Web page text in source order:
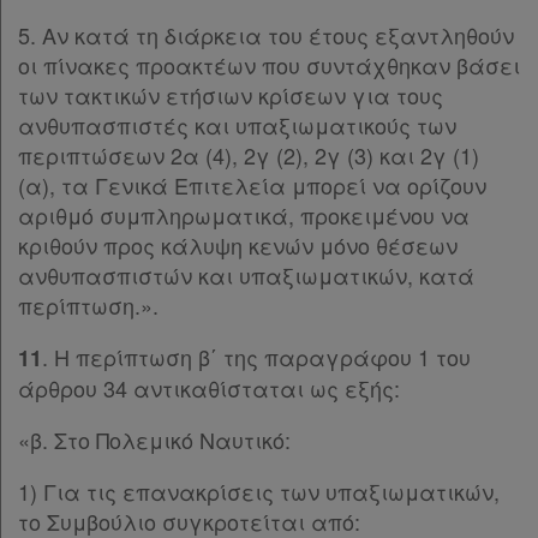
5. Αν κατά τη διάρκεια του έτους εξαντληθούν
οι πίνακες προακτέων που συντάχθηκαν βάσει
των τακτικών ετήσιων κρίσεων για τους
ανθυπασπιστές και υπαξιωματικούς των
περιπτώσεων 2α (4), 2γ (2), 2γ (3) και 2γ (1)
(α), τα Γενικά Επιτελεία μπορεί να ορίζουν
αριθμό συμπληρωματικά, προκειμένου να
κριθούν προς κάλυψη κενών μόνο θέσεων
ανθυπασπιστών και υπαξιωματικών, κατά
περίπτωση.».
11. Η περίπτωση β΄ της παραγράφου 1 του
άρθρου 34 αντικαθίσταται ως εξής:
«β. Στο Πολεμικό Ναυτικό:
1) Για τις επανακρίσεις των υπαξιωματικών,
το Συμβούλιο συγκροτείται από: